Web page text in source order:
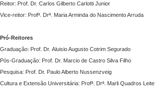
Reitor: Prof. Dr. Carlos Gilberto Carlotti Junior
Vice-reitor: Profª. Drª. Maria Arminda do Nascimento Arruda
Pró-Reitores
Graduação: Prof. Dr. Aluisio Augusto Cotrim Segurado
Pós-Graduação: Prof. Dr. Marcio de Castro Silva Filho
Pesquisa: Prof. Dr. Paulo Alberto Nussenzveig
Cultura e Extensão Universitária: Profª. Drª. Marli Quadros Leite